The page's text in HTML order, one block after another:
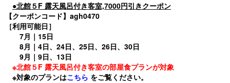
●北館５F 露天風呂付き客室,7000円引きクーポン
【クーポンコード】agh0470
［利用可能日］
7月｜15日
8月｜4日、24日、25日、26日、30日
9月｜9日、13日
※北館５F 露天風呂付き客室の部屋食プランが対象
※対象のプランはこちら をご覧ください。